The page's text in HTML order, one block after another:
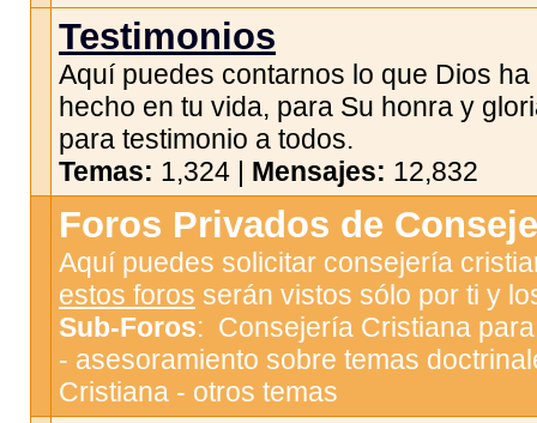
Testimonios
Aquí puedes contarnos lo que Dios ha
hecho en tu vida, para Su honra y
para testimonio a todos.
Temas: 1,324 | Mensajes: 12,832
Foros Privados de
Aquí puedes solicitar consejería
estos foros serán vistos sólo por ti y
Sub-Foros: Consejería Cristiana
- asesoramiento sobre temas
Cristiana - otros temas